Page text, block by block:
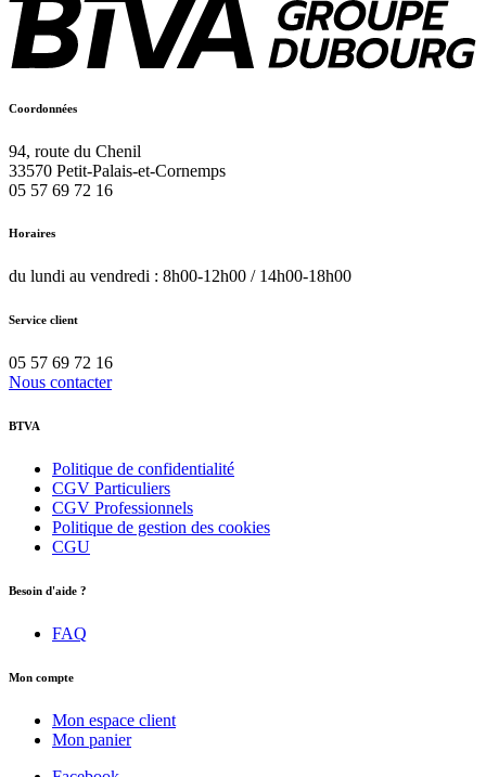
Coordonnées
94, route du Chenil
33570 Petit-Palais-et-Cornemps
05 57 69 72 16
Horaires
du lundi au vendredi : 8h00-12h00 / 14h00-18h00
Service client
05 57 69 72 16
Nous contacter
BTVA
Politique de confidentialité
CGV Particuliers
CGV Professionnels
Politique de gestion des cookies
CGU
Besoin d'aide ?
FAQ
Mon compte
Mon espace client
Mon panier